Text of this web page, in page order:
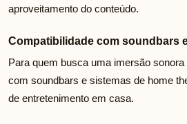
aproveitamento do conteúdo.
Compatibilidade com soundbars
Para quem busca uma imersão
com soundbars e sistemas de home
de entretenimento em casa.